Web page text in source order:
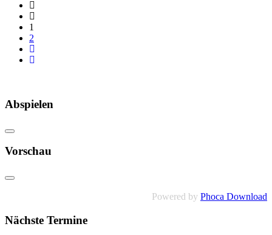
1
2
Abspielen
Vorschau
Powered by Phoca Download
Nächste Termine